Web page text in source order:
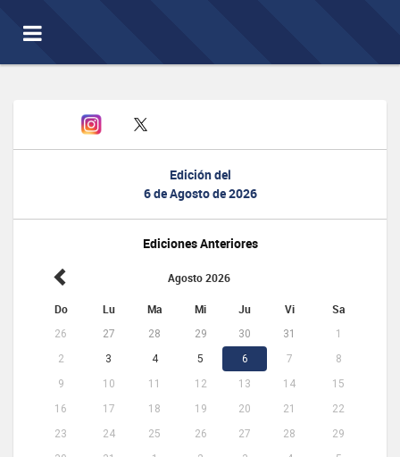
Toggle
navigation
Edición del
6 de Agosto de 2026
Ediciones Anteriores
Agosto 2026
Do Lu Ma Mi Ju Vi Sa
26 27 28 29 30 31
1
2
3 4 5 6 7
8
9
10 11 12 13 14
15
16
17 18 19 20 21
22
23
24 25 26 27 28
29